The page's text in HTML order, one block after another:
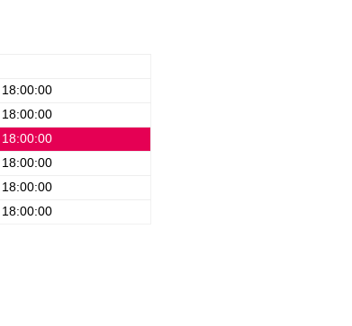
18:00:00
18:00:00
18:00:00
18:00:00
18:00:00
18:00:00